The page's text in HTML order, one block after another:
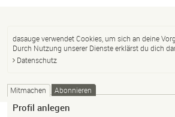
dasauge verwendet Cookies, um sich an deine
Durch Nutzung unserer Dienste erklärst du dich
Datenschutz
Mitmachen Abonnieren
Profil anlegen